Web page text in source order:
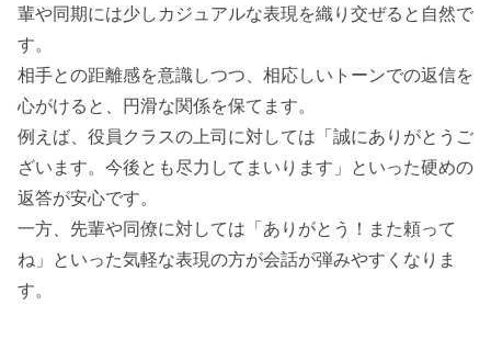
輩や同期には少しカジュアルな表現を織り交ぜると自然で
す。
相手との距離感を意識しつつ、相応しいトーンでの返信を
心がけると、円滑な関係を保てます。
例えば、役員クラスの上司に対しては「誠にありがとうご
ざいます。今後とも尽力してまいります」といった硬めの
返答が安心です。
一方、先輩や同僚に対しては「ありがとう！また頼って
ね」といった気軽な表現の方が会話が弾みやすくなりま
す。